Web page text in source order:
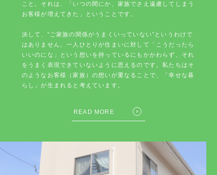
こと。それは、「いつの間にか、家族でさえ遠慮してしまう
お客様が増えてきた」ということです。
決して、“ご家族の関係がうまくいっていない”というわけで
はありません。一人ひとりが住まいに対して「こうだったら
いいのにな」という想いを持っているにもかかわらず、それ
をうまく表現できていないように思えるのです。私たちはそ
のようなお客様（家族）の想いが重なることで、「幸せな暮
らし」が生まれると考えています。
READ MORE